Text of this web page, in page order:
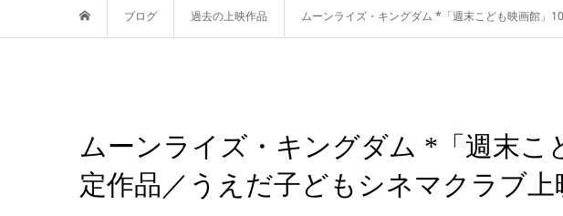
ブログ 過去の上映作品 ムーンライズ・キングダム *「週末こども映画館」
ムーンライズ・キングダム *「週末こ
定作品／うえだ子どもシネマクラブ上